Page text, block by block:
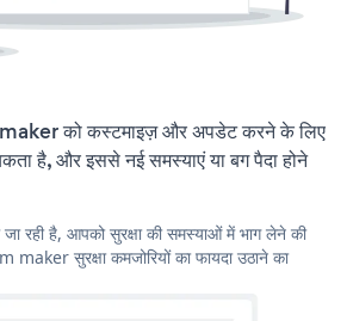
को कस्टमाइज़ और अपडेट करने के लिए
है, और इससे नई समस्याएं या बग पैदा होने
रही है, आपको सुरक्षा की समस्याओं में भाग लेने की
maker सुरक्षा कमजोरियों का फायदा उठाने का